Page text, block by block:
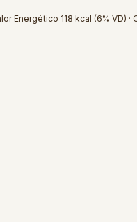
Energético 118 kcal (6% VD) ·